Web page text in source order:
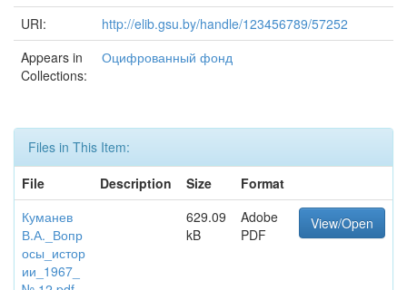
URI:
http://elib.gsu.by/handle/123456789/57252
Appears in
Collections:
Оцифрованный фонд
Files in This Item:
File
Description Size
Format
Куманев
В.А._Вопр
осы_истор
ии_1967_
629.09
kB
Adobe
PDF
View/Open